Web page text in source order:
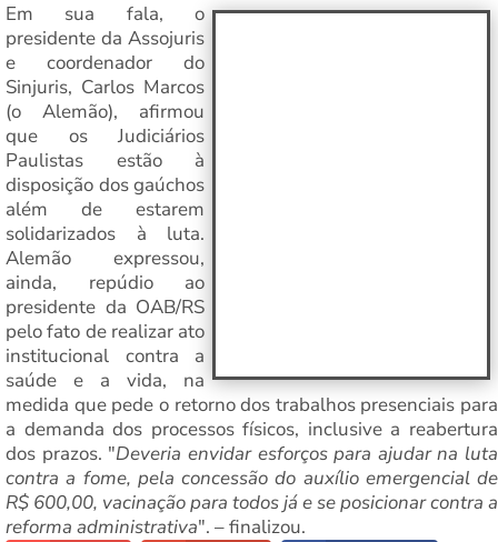
Em sua fala, o
presidente da Assojuris
e coordenador do
Sinjuris, Carlos Marcos
(o Alemão), afirmou
que os Judiciários
Paulistas estão à
disposição dos gaúchos
além de estarem
solidarizados à luta.
Alemão expressou,
ainda, repúdio ao
presidente da OAB/RS
pelo fato de realizar ato
institucional contra a
saúde e a vida, na
medida que pede o retorno dos trabalhos presenciais para
a demanda dos processos físicos, inclusive a reabertura
dos prazos. "Deveria envidar esforços para ajudar na luta
contra a fome, pela concessão do auxílio emergencial de
R$ 600,00, vacinação para todos já e se posicionar contra a
reforma administrativa". – finalizou.